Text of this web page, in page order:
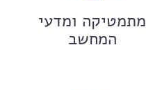
מתמטיקה ומדעי
המחשב